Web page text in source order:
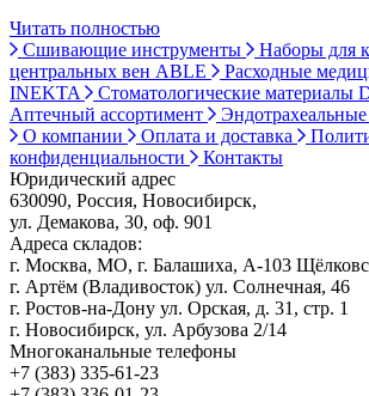
Читать полностью
Сшивающие инструменты
Наборы для
центральных вен ABLE
Расходные
INEKTA
Стоматологические материалы
Аптечный ассортимент
О компании
Оплата и доставка
конфиденциальности
Контакты
Юридический адрес
630090, Россия, Новосибирск,
ул. Демакова, 30, оф. 901
Адреса складов:
г. Москва, МО, г. Балашиха, А-103
г. Артём (Владивосток) ул. Солнечная, 46
г. Ростов-на-Дону ул. Орская, д. 31, стр. 1
г. Новосибирск, ул. Арбузова 2/14
Многоканальные телефоны
+7 (383) 335-61-23